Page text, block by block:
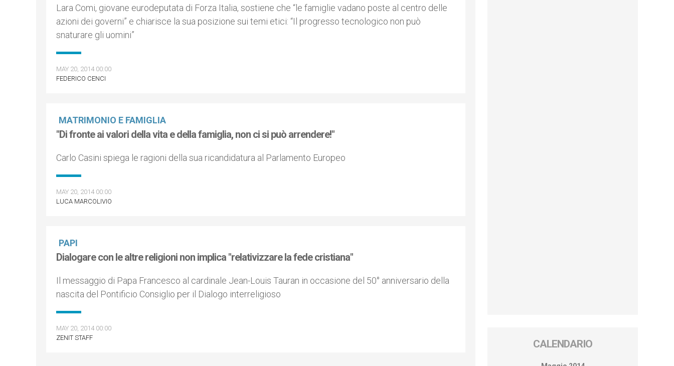
Lara Comi, giovane eurodeputata di Forza Italia, sostiene che “le famiglie vadano poste al centro delle
azioni dei governi” e chiarisce la sua posizione sui temi etici: “Il progresso tecnologico non può
snaturare gli uomini”
MAY 20, 2014 00:00
FEDERICO CENCI
MATRIMONIO E FAMIGLIA
"Di fronte ai valori della vita e della famiglia, non ci si può arrendere!"
Carlo Casini spiega le ragioni della sua ricandidatura al Parlamento Europeo
MAY 20, 2014 00:00
LUCA MARCOLIVIO
PAPI
Dialogare con le altre religioni non implica "relativizzare la fede cristiana"
Il messaggio di Papa Francesco al cardinale Jean-Louis Tauran in occasione del 50° anniversario della
nascita del Pontificio Consiglio per il Dialogo interreligioso
MAY 20, 2014 00:00
ZENIT STAFF
CALENDARIO